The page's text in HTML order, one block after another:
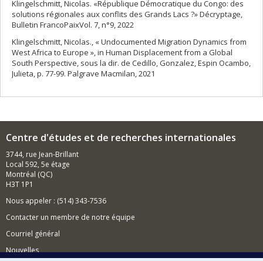
Klingelschmitt, Nicolas. «République Démocratique du Congo: des
solutions régionales aux conflits des Grands Lacs ?» Décryptage,
Bulletin FrancoPaixVol. 7, n°9, 2022
Klingelschmitt, Nicolas., « Undocumented Migration Dynamics from
West Africa to Europe », in Human Displacement from a Global
South Perspective, sous la dir. de Cedillo, Gonzalez, Espin Ocambo,
Julieta, p. 77-99. Palgrave Macmilan, 2021
Centre d'études et de recherches internationales
3744, rue Jean-Brillant
Local 592, 5e étage
Montréal (QC)
H3T 1P1
Nous appeler : (514) 343-7536
Contacter un membre de notre équipe
Courriel général
Nouvelles